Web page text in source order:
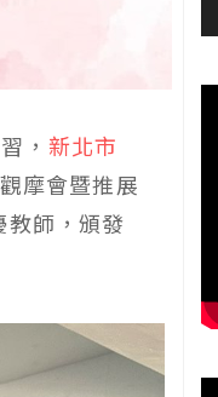
， 新北市
摩會暨推展
師，頒發